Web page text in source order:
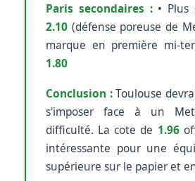
Paris secondaires :• Plus
2.10 (défense poreuse de
marque en première mi-
1.80
Conclusion :Toulouse
s'imposer face à un
difficulté. La cote de 1.96
intéressante pour une
supérieure sur le papier et